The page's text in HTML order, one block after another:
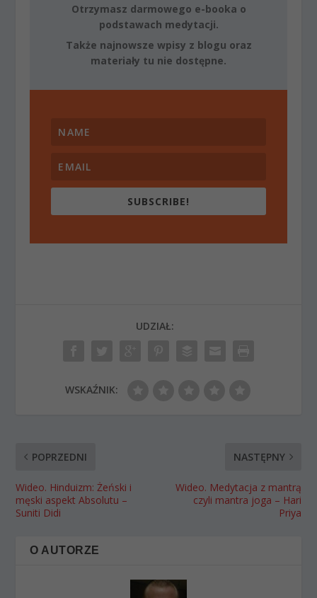
Otrzymasz darmowego e-booka o
podstawach medytacji.
Także najnowsze wpisy z blogu oraz
materiały tu nie dostępne.
SUBSCRIBE!
UDZIAŁ:
WSKAŹNIK:
POPRZEDNI
Wideo. Hinduizm: Żeński i
męski aspekt Absolutu –
Suniti Didi
NASTĘPNY
Wideo. Medytacja z mantrą
czyli mantra joga – Hari
Priya
O AUTORZE